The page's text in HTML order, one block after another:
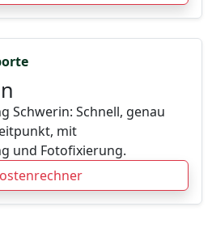
Schwerin: Schnell, genau
mit
und Fotofixierung.